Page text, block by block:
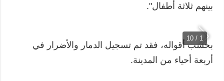
بينهم ثلاثة أطفال".
1 / 10
بحسب أقواله، فقد تم تسجيل الدمار والأضرار في
أربعة أحياء من المدينة.